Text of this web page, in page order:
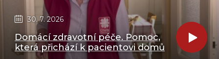
30. 7. 2026
Domácí zdravotní péče. Pomoc,
která přichází k pacientovi domů